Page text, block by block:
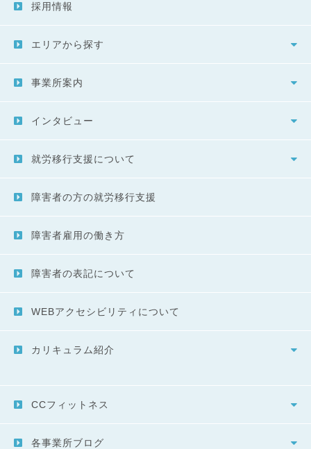
採用情報
エリアから探す
事業所案内
インタビュー
就労移行支援について
障害者の方の就労移行支援
障害者雇用の働き方
障害者の表記について
WEBアクセシビリティについて
カリキュラム紹介
CCフィットネス
各事業所ブログ